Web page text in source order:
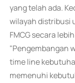
yang telah ada.
wilayah distribusi
FMCG secara
"Pengembangan
time line
memenuhi